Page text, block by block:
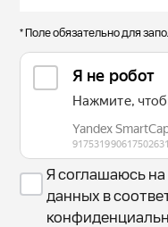
* Поле обязательно для
Я соглашаюсь
данных в